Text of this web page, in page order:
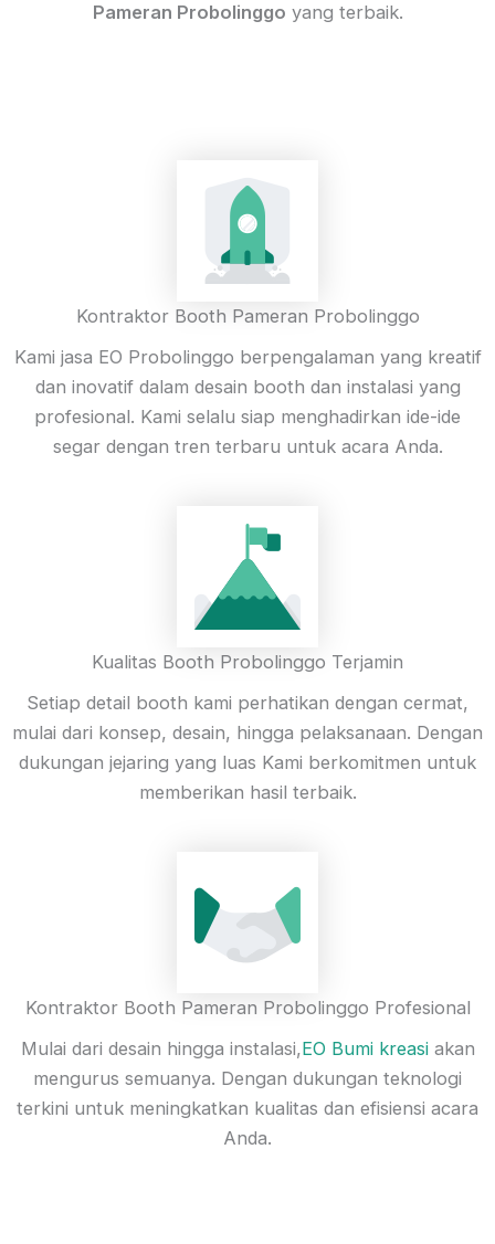
Pameran Probolinggo yang terbaik.
Kontraktor Booth Pameran Probolinggo
Kami jasa EO Probolinggo berpengalaman yang kreatif
dan inovatif dalam desain booth dan instalasi yang
profesional. Kami selalu siap menghadirkan ide-ide
segar dengan tren terbaru untuk acara Anda.
Kualitas Booth Probolinggo Terjamin
Setiap detail booth kami perhatikan dengan cermat,
mulai dari konsep, desain, hingga pelaksanaan. Dengan
dukungan jejaring yang luas Kami berkomitmen untuk
memberikan hasil terbaik.
Kontraktor Booth Pameran Probolinggo Profesional
Mulai dari desain hingga instalasi,EO Bumi kreasiakan
mengurus semuanya. Dengan dukungan teknologi
terkini untuk meningkatkan kualitas dan efisiensi acara
Anda.